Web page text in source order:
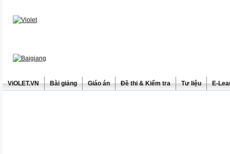
ViOLET.VN Bài giảng Giáo án Đề thi & Kiểm tra Tư liệu E-